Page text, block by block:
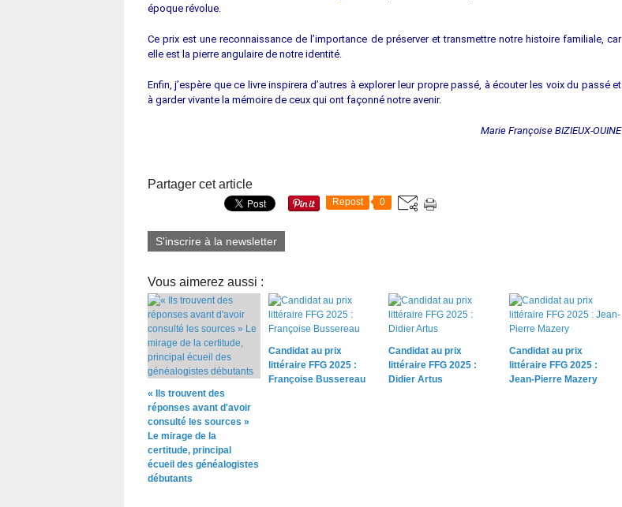
époque révolue.
Ce prix est une reconnaissance de l’importance de préserver et transmettre notre histoire familiale, car
elle est la pierre angulaire de notre identité.
Enfin, j’espère que ce livre inspirera d’autres à explorer leur propre passé, à écouter les voix du passé et
à garder vivante la mémoire de ceux qui ont façonné notre avenir.
Marie Françoise BIZIEUX-OUINE
Partager cet article
Repost 0
S'inscrire à la newsletter
Vous aimerez aussi :
« Ils trouvent des
réponses avant d'avoir
consulté les sources »
Le mirage de la
certitude, principal
écueil des généalogistes
débutants
Candidat au prix
littéraire FFG 2025 :
Françoise Bussereau
Candidat au prix
littéraire FFG 2025 :
Didier Artus
Candidat au prix
littéraire FFG 2025 :
Jean-Pierre Mazery